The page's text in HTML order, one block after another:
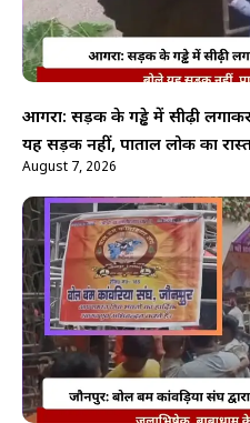
आगरा: सड़क के गड्ढे में सीढ़ी
यह सड़क नहीं, पाताल लोक का
August 7, 2026